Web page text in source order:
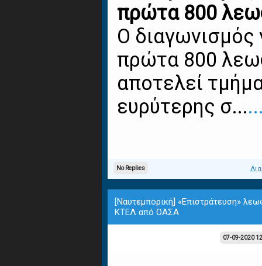
πρώτα 800
Ο διαγωνισμός
πρώτα 800
αποτελεί
ευρύτερης σ...
No Replies
[Ναυτεμπορική] «Επιστράτευση»
ΚΤΕΛ από ΟΑΣΑ
07-09-2020